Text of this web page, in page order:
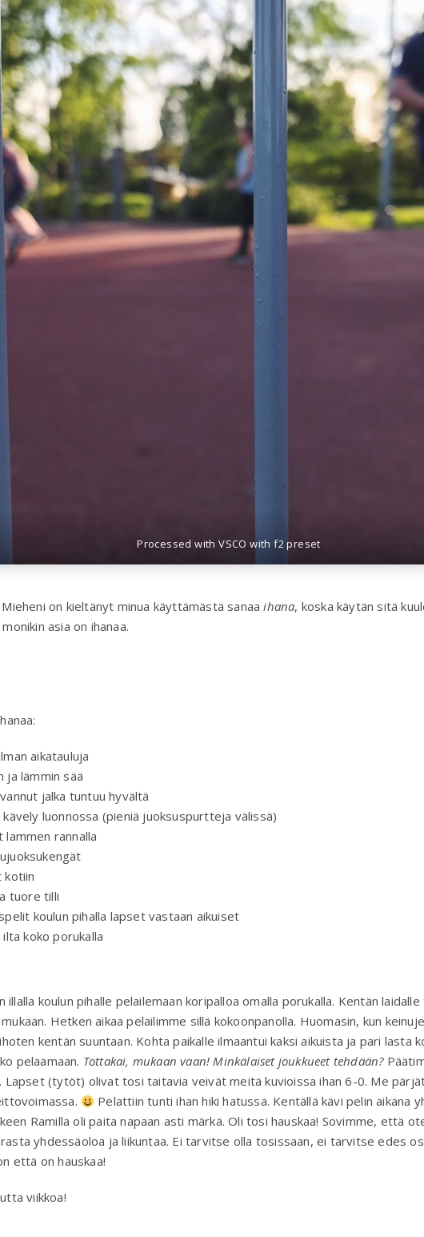
Processed with VSCO with f2 preset
Mieheni on kieltänyt minua käyttämästä sanaaihana, koska käytän sitä
asia on ihanaa.
aikatauluja
ja lämmin sää
jalka tuntuu hyvältä
kävely luonnossa (pieniä juoksuspurtteja välissä)
lammen rannalla
kotiin
tuore tilli
koulun pihalla lapset vastaan aikuiset
ilta koko porukalla
illalla koulun pihalle pelailemaan koripalloa omalla porukalla. Kentän
Hetken aikaa pelailimme sillä kokoonpanolla. Huomasin, kun
kentän suuntaan. Kohta paikalle ilmaantui kaksi aikuista ja pari lasta
pelaamaan. Tottakai, mukaan vaan! Minkälaiset joukkueet tehdään?
Lapset (tytöt) olivat tosi taitavia veivät meitä kuvioissa ihan 6-0. Me
Pelattiin tunti ihan hiki hatussa. Kentällä kävi pelin aikana
Ramilla oli paita napaan asti märkä. Oli tosi hauskaa! Sovimme, että
yhdessäoloa ja liikuntaa. Ei tarvitse olla tosissaan, ei tarvitse edes
että on hauskaa!
viikkoa!